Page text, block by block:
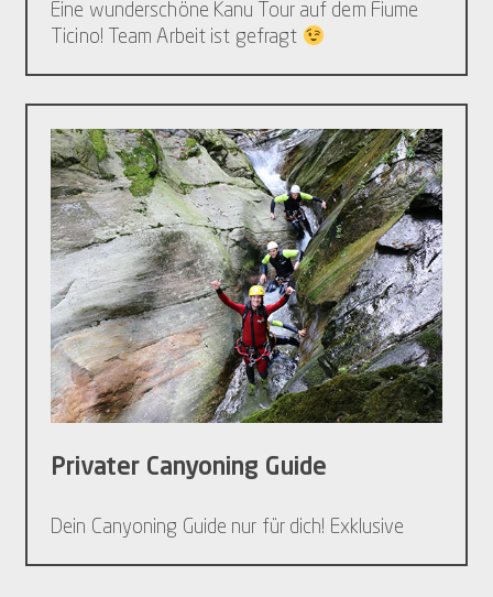
Eine wunderschöne Kanu Tour auf dem Fiume
Ticino! Team Arbeit ist gefragt
Privater Canyoning Guide
Dein Canyoning Guide nur für dich! Exklusive